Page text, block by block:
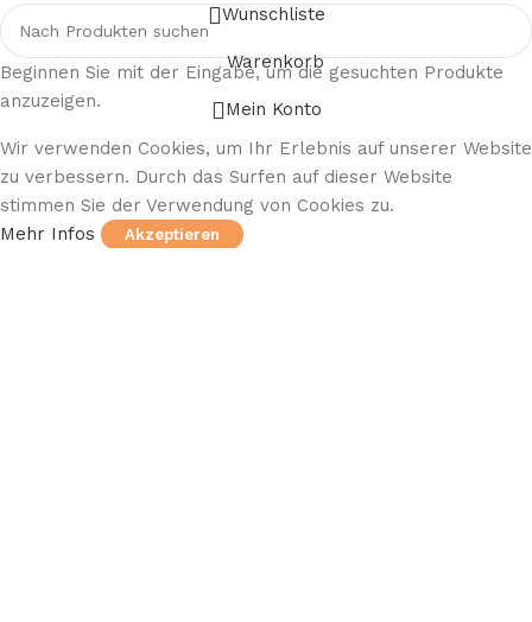
Beginnen Sie mit der Eingabe, um die gesuchten Produkte
anzuzeigen.
Wunschliste
Warenkorb
Mein Konto
Wir verwenden Cookies, um Ihr Erlebnis auf unserer Website
zu verbessern. Durch das Surfen auf dieser Website
stimmen Sie der Verwendung von Cookies zu.
Mehr Infos
Akzeptieren